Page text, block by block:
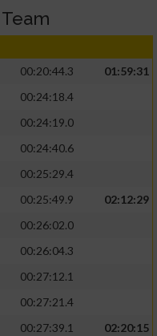
00:20:44.3
01:59:31
00:24:18.4
00:24:19.0
00:24:40.6
00:25:29.4
00:25:49.9
02:12:29
00:26:02.0
00:26:04.3
00:27:12.1
00:27:21.4
00:27:39.1
02:20:15